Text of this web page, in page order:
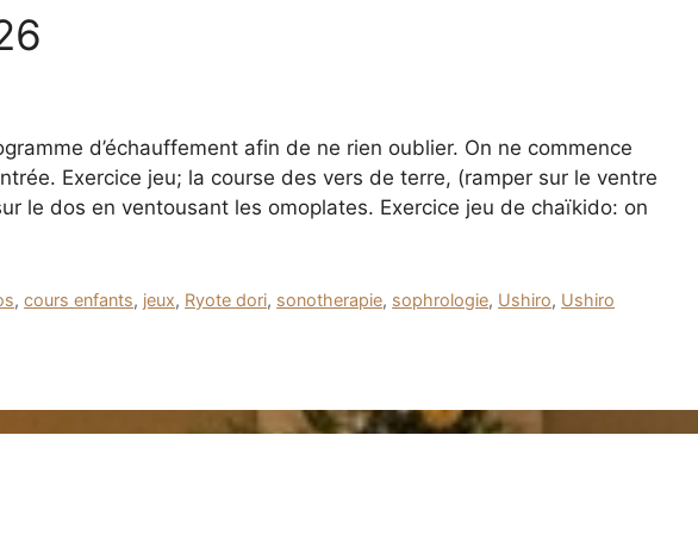
d’échauffement afin de ne rien oublier. On ne commence
Exercice jeu; la course des vers de terre, (ramper sur le ventre
le dos en ventousant les omoplates. Exercice jeu de chaïkido: on
,cours enfants, jeux, Ryote dori, sonotherapie, sophrologie, Ushiro, Ushiro